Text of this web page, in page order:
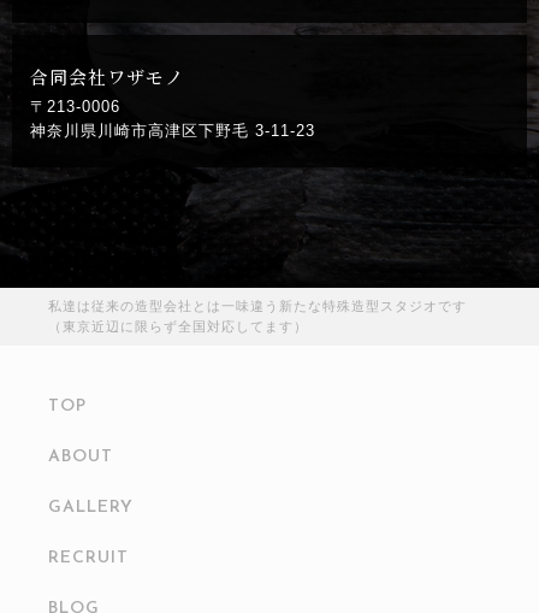
合同会社ワザモノ
〒213-0006
神奈川県川崎市高津区下野毛 3-11-23
私達は従来の造型会社とは一味違う新たな特殊造型スタジオです
（東京近辺に限らず全国対応してます）
TOP
ABOUT
GALLERY
RECRUIT
BLOG